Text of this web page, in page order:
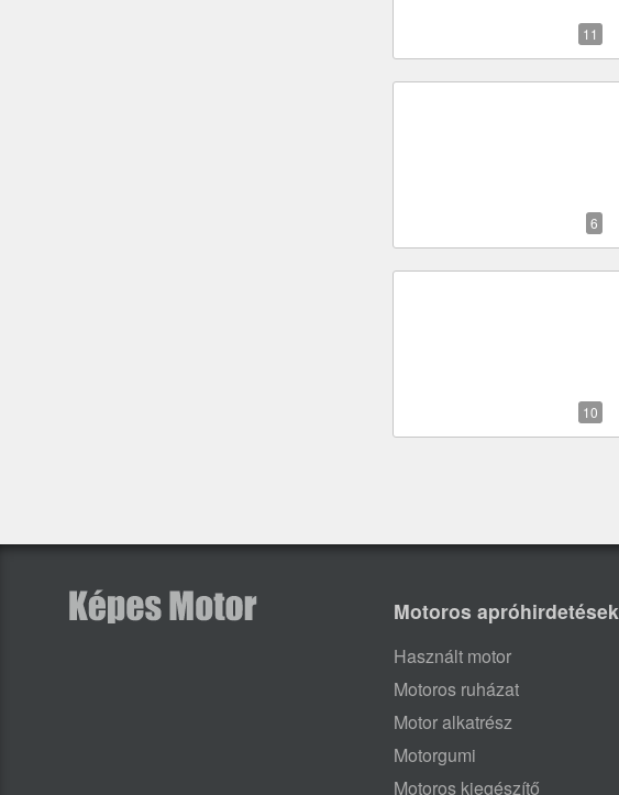
Motoros apróhirdetések
Használt motor
Motoros ruházat
Motor alkatrész
Motorgumi
Motoros kiegészítő